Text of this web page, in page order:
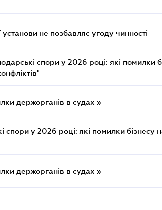
не позбавляє угоду чинності
спори у 2026 році: які помилки
держорганів в судах »
спори у 2026 році: які помилки бізнесу
держорганів в судах »